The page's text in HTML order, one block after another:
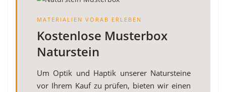
MATERIALIEN VORAB ERLEBEN
Kostenlose Musterbox
Naturstein
Um Optik und Haptik unserer Natursteine
vor Ihrem Kauf zu prüfen, bieten wir einen